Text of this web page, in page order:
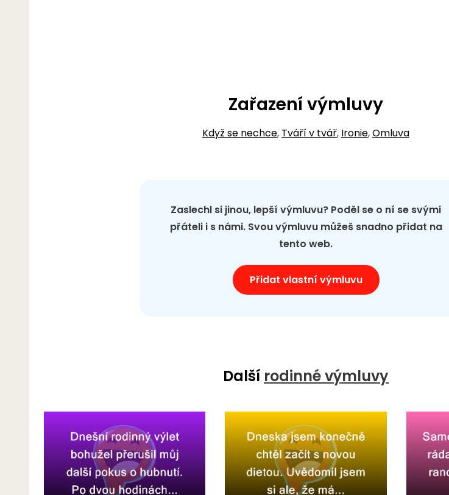
Zařazení výmluvy
Když se nechce, Tváří v tvář, Ironie,Omluva
Zaslechl si jinou, lepší výmluvu? Poděl se o ní se svými
přáteli i s námi. Svou výmluvu můžeš snadno přidat na
tento web.
Přidat vlastní výmluvu
Další rodinné výmluvy